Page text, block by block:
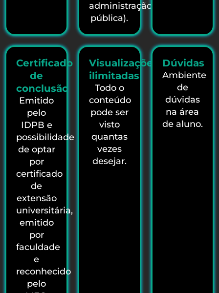
administração
pública).
Certificado
de
conclusão
Emitido
pelo
IDPB e
possibilidade
de optar
por
certificado
de
extensão
universitária,
emitido
por
faculdade
e
reconhecido
pelo
Visualizações
ilimitadas
Todo o
conteúdo
pode ser
visto
quantas
vezes
desejar.
Dúvidas
Ambiente
de
dúvidas
na área
de aluno.